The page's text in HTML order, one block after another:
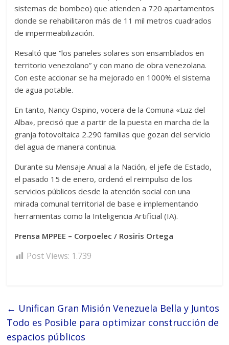
sistemas de bombeo) que atienden a 720 apartamentos
donde se rehabilitaron más de 11 mil metros cuadrados
de impermeabilización.
Resaltó que “los paneles solares son ensamblados en
territorio venezolano” y con mano de obra venezolana.
Con este accionar se ha mejorado en 1000% el sistema
de agua potable.
En tanto, Nancy Ospino, vocera de la Comuna «Luz del
Alba», precisó que a partir de la puesta en marcha de la
granja fotovoltaica 2.290 familias que gozan del servicio
del agua de manera continua.
Durante su Mensaje Anual a la Nación, el jefe de Estado,
el pasado 15 de enero, ordenó el reimpulso de los
servicios públicos desde la atención social con una
mirada comunal territorial de base e implementando
herramientas como la Inteligencia Artificial (IA).
Prensa MPPEE – Corpoelec / Rosiris Ortega
Post Views: 1.739
← Unifican Gran Misión Venezuela Bella y Juntos
Todo es Posible para optimizar construcción de
espacios públicos